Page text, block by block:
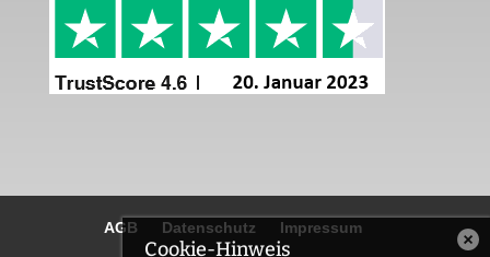
AGB Datenschutz Impressum
Cookie-Hinweis